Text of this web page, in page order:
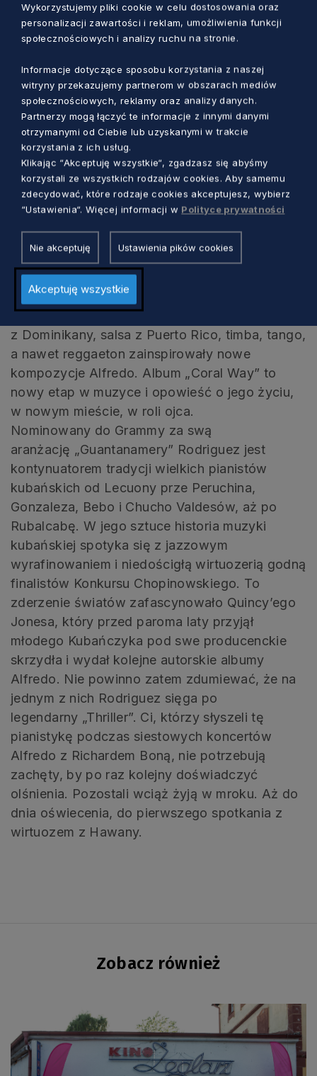
Bilety: 115,50-197 zł
Alfredo Rodriguez – fortepian, wokal
Alana Sinkëy – wokal
Michael Olivera – perkusja
Yarel Hernandez – bas
Carlos Sarduy – trąbka
Alfredo Rodriguez jest Kubańczykiem z Hawany
pianistów naszych czasów. Obecnie mieszka w
Miami. I tam, ze swej ulicy Coral Way,
przysłuchuje się muzyce regionu. Nie tylko
zatem kubański son i bolero, ale także bachata
z Dominikany, salsa z Puerto Rico, timba, tango,
a nawet reggaeton zainspirowały nowe
kompozycje Alfredo. Album „Coral Way” to
nowy etap w muzyce i opowieść o jego życiu,
w nowym mieście, w roli ojca.
Nominowany do Grammy za swą
aranżację „Guantanamery” Rodriguez jest
kontynuatorem tradycji wielkich pianistów
kubańskich od Lecuony prze Peruchina,
Gonzaleza, Bebo i Chucho Valdesów, aż po
Rubalcabę. W jego sztuce historia muzyki
kubańskiej spotyka się z jazzowym
wyrafinowaniem i niedościgłą wirtuozerią godną
finalistów Konkursu Chopinowskiego. To
zderzenie światów zafascynowało Quincy’ego
Jonesa, który przed paroma laty przyjął
młodego Kubańczyka pod swe producenckie
skrzydła i wydał kolejne autorskie albumy
Alfredo. Nie powinno zatem zdumiewać, że na
jednym z nich Rodriguez sięga po
legendarny „Thriller”. Ci, którzy słyszeli tę
pianistykę podczas siestowych koncertów
Alfredo z Richardem Boną, nie potrzebują
zachęty, by po raz kolejny doświadczyć
olśnienia. Pozostali wciąż żyją w mroku. Aż do
dnia oświecenia, do pierwszego spotkania z
wirtuozem z Hawany.
Zobacz również
Wykorzystujemy pliki cookie w celu dostosowania oraz
personalizacji zawartości i reklam, umożliwienia funkcji
społecznościowych i analizy ruchu na stronie.
Informacje dotyczące sposobu korzystania z naszej
witryny przekazujemy partnerom w obszarach mediów
społecznościowych, reklamy oraz analizy danych.
Partnerzy mogą łączyć te informacje z innymi danymi
otrzymanymi od Ciebie lub uzyskanymi w trakcie
korzystania z ich usług.
Klikając “Akceptuję wszystkie“, zgadzasz się abyśmy
korzystali ze wszystkich rodzajów cookies. Aby samemu
zdecydować, które rodzaje cookies akceptujesz, wybierz
“Ustawienia“. Więcej informacji w Polityce prywatności
Nie akceptuję Ustawienia pików cookies
Akceptuję wszystkie